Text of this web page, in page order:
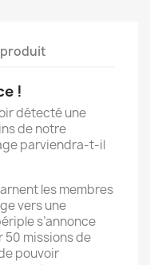
!
détecté une
de notre
parviendra-t-il
les membres
vers une
s’annonce
missions de
pouvoir